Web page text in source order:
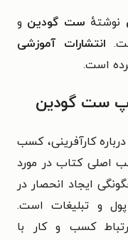
نوشتهٔ ست گودین و
انتشارات آموزشی
است.
ست گودین
درباره کارآفرینی، کسب
اصلی کتاب در مورد
ایجاد انحصار در
و تبلیغات است.
کسب و کار با